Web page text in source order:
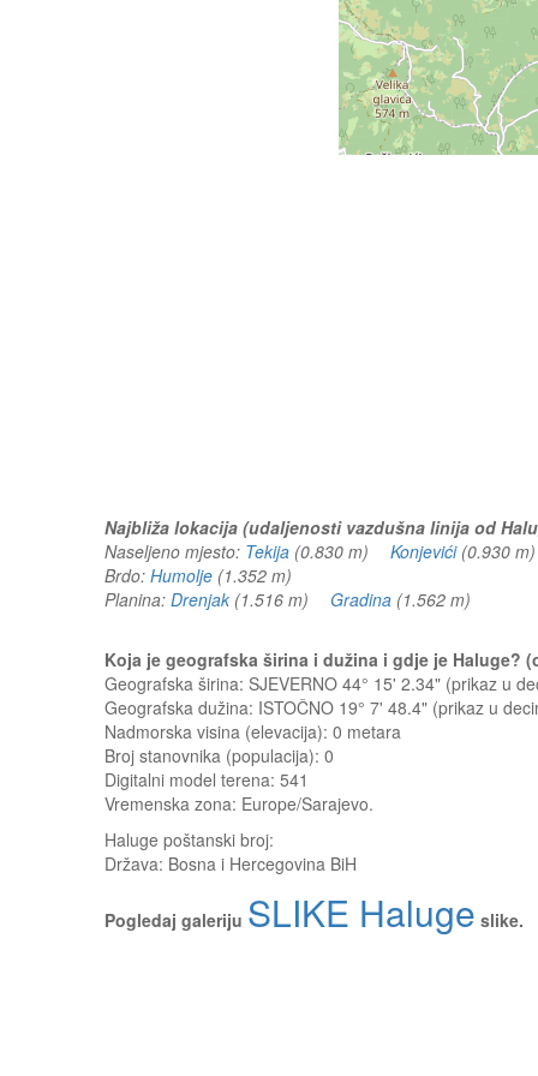
Najbliža lokacija (udaljenosti vazdušna linija od
Naseljeno mjesto: Tekija (0.830 m) Konjevići(0.930
Brdo: Humolje (1.352 m)
Planina: Drenjak (1.516 m) Gradina (1.562 m)
Koja je geografska širina i dužina i gdje je Haluge?
Geografska širina: SJEVERNO 44° 15' 2.34" (prikaz u
Geografska dužina: ISTOČNO 19° 7' 48.4" (prikaz u
Nadmorska visina (elevacija): 0 metara
Broj stanovnika (populacija): 0
Digitalni model terena: 541
Vremenska zona: Europe/Sarajevo.
Haluge poštanski broj:
Država: Bosna i Hercegovina BiH
Pogledaj galeriju SLIKE Haluge slike.